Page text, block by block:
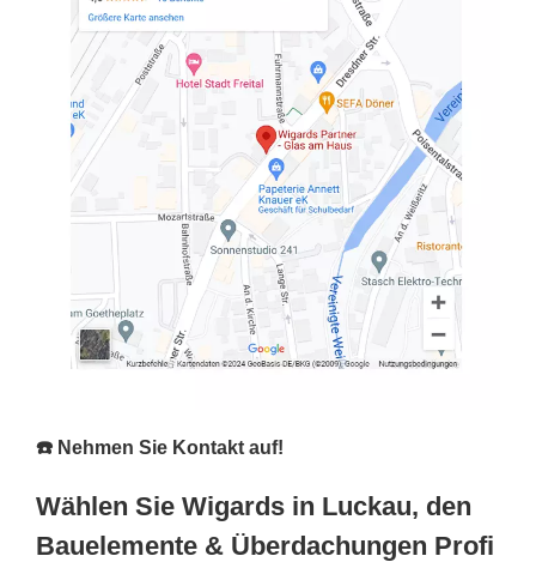
☎️ Nehmen Sie Kontakt auf!
Wählen Sie Wigards in Luckau, den
Bauelemente & Überdachungen Profi